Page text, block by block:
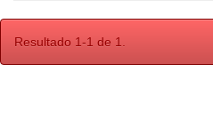
Resultado 1-1 de 1.